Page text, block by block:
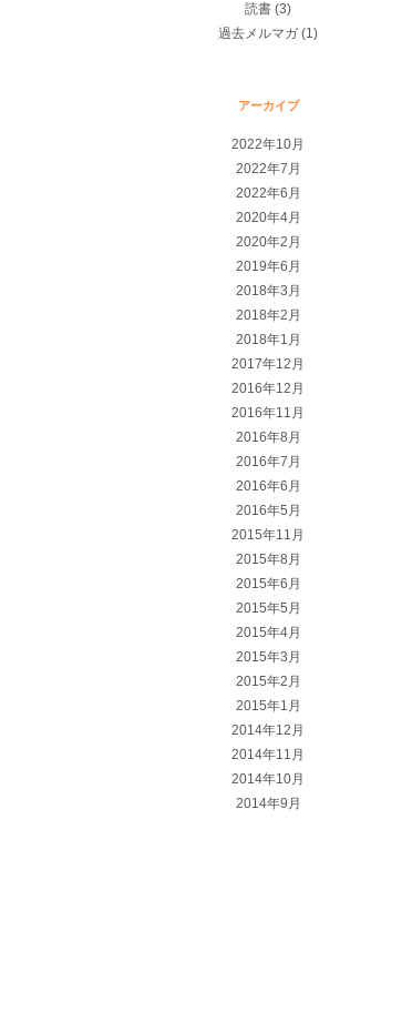
読書 (3)
過去メルマガ (1)
アーカイブ
2022年10月
2022年7月
2022年6月
2020年4月
2020年2月
2019年6月
2018年3月
2018年2月
2018年1月
2017年12月
2016年12月
2016年11月
2016年8月
2016年7月
2016年6月
2016年5月
2015年11月
2015年8月
2015年6月
2015年5月
2015年4月
2015年3月
2015年2月
2015年1月
2014年12月
2014年11月
2014年10月
2014年9月